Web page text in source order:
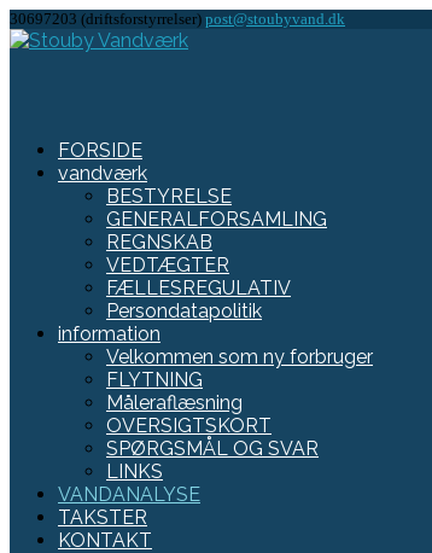
30697203 (driftsforstyrrelser) post@stoubyvand.dk
FORSIDE
vandværk
BESTYRELSE
GENERALFORSAMLING
REGNSKAB
VEDTÆGTER
FÆLLESREGULATIV
Persondatapolitik
information
Velkommen som ny forbruger
FLYTNING
Måleraflæsning
OVERSIGTSKORT
SPØRGSMÅL OG SVAR
LINKS
VANDANALYSE
TAKSTER
KONTAKT